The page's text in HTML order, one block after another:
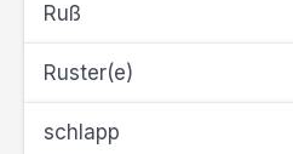
Ruß
Ruster(e)
schlapp